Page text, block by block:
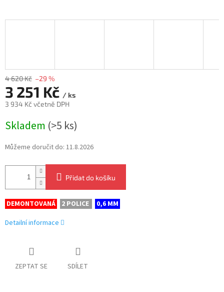
4 620 Kč –29 %
3 251 Kč / ks
3 934 Kč včetně DPH
cena:
Skladem (>5 ks)
Můžeme doručit do: 11.8.2026
Přidat do košíku
DEMONTOVANÁ 2 POLICE
0,6 MM
Detailní informace
ZEPTAT SE SDÍLET